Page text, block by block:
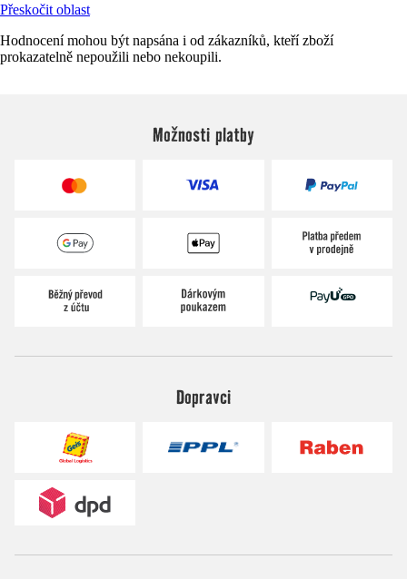
Přeskočit oblast
Hodnocení mohou být napsána i od zákazníků, kteří zboží
prokazatelně nepoužili nebo nekoupili.
Možnosti platby
Dopravci